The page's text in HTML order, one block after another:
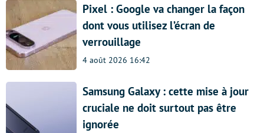
Pixel : Google va changer la façon
dont vous utilisez l’écran de
verrouillage
4 août 2026 16:42
Samsung Galaxy : cette mise à jour
cruciale ne doit surtout pas être
ignorée